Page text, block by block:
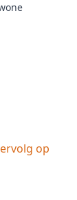
op